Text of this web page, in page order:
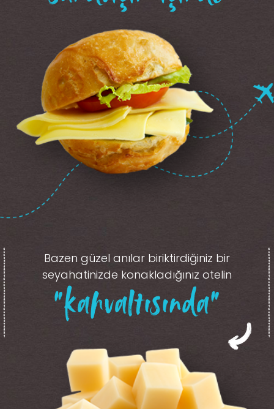
Bazen güzel anılar biriktirdiğiniz bir
seyahatinizde konakladığınız otelin
“kahvaltısında”